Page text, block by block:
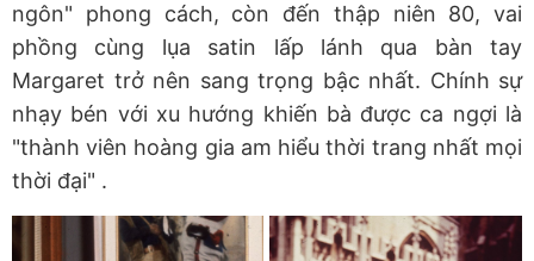
ngôn" phong cách, còn đến thập niên 80, vai
phồng cùng lụa satin lấp lánh qua bàn tay
Margaret trở nên sang trọng bậc nhất. Chính sự
nhạy bén với xu hướng khiến bà được ca ngợi là
"thành viên hoàng gia am hiểu thời trang nhất mọi
thời đại" .